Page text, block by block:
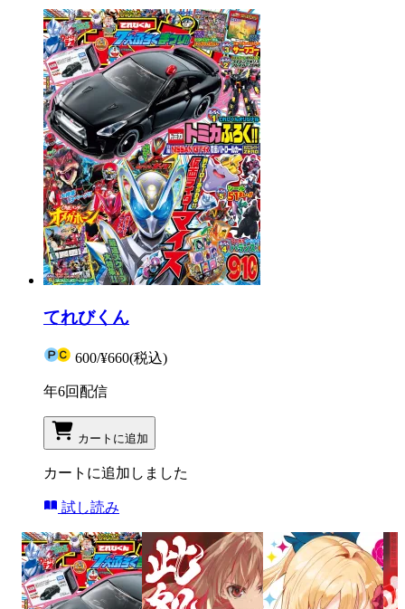
てれびくん
600/¥660(税込)
年6回配信
カートに追加
カートに追加しました
試し読み